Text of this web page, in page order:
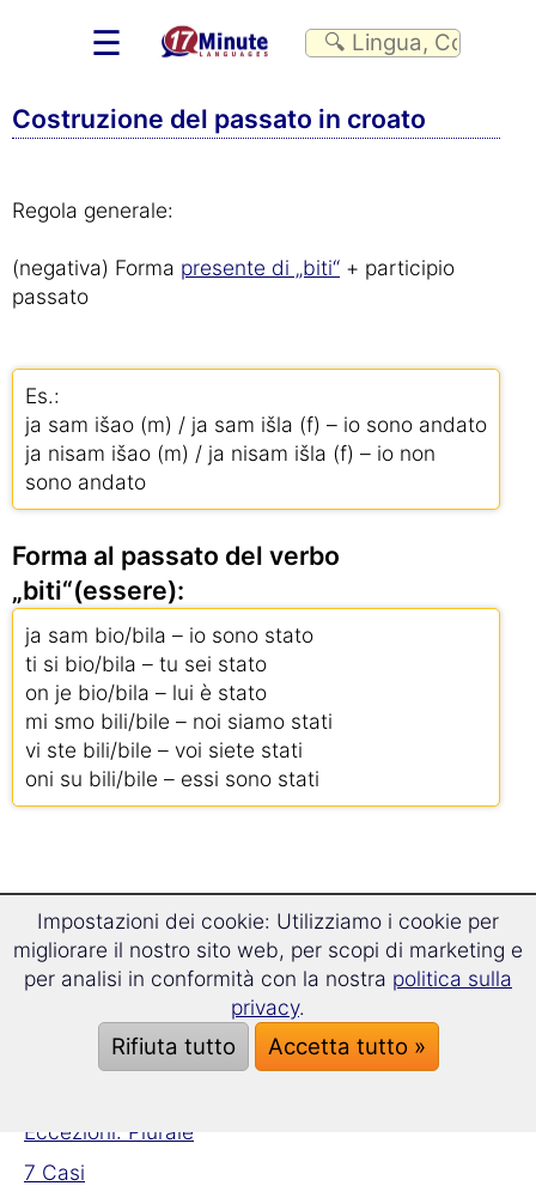
☰
Costruzione del passato in croato
Regola generale:
(negativa) Forma presente di „biti“ + participio
passato
Es.:
ja sam išao (m) / ja sam išla (f) – io sono andato
ja nisam išao (m) / ja nisam išla (f) – io non
sono andato
Forma al passato del verbo
„biti“(essere):
ja sam bio/bila – io sono stato
ti si bio/bila – tu sei stato
on je bio/bila – lui è stato
mi smo bili/bile – noi siamo stati
vi ste bili/bile – voi siete stati
oni su bili/bile – essi sono stati
Grammatica croata
Grammatica in breve!
Sostantivi & Genere
Eccezioni: Plurale
7 Casi
Impostazioni dei cookie: Utilizziamo i cookie per
migliorare il nostro sito web, per scopi di marketing e
per analisi in conformità con la nostra politica sulla
privacy.
Rifiuta tutto Accetta tutto »